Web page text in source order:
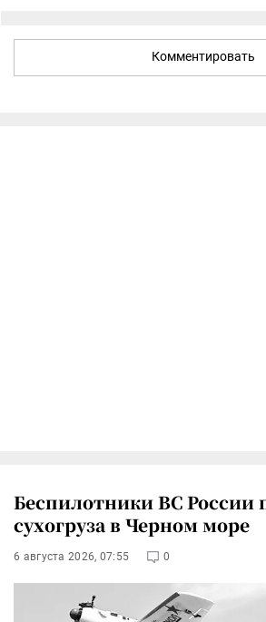
Комментировать
Беспилотники ВС России
сухогруза в Черном море
6 августа 2026, 07:55 0